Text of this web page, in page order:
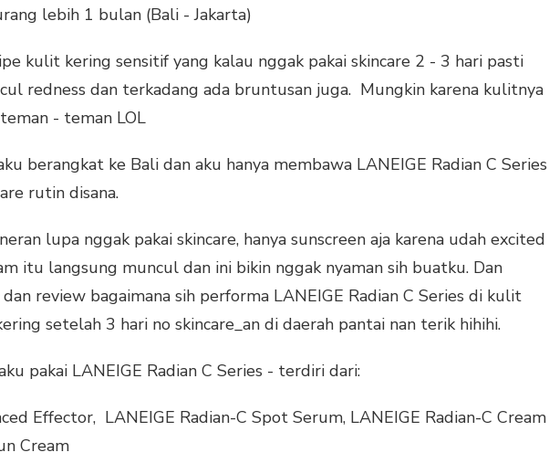
lebih 1 bulan (Bali - Jakarta)
kulit kering sensitif yang kalau nggak pakai skincare 2 - 3 hari pasti
redness dan terkadang ada bruntusan juga. Mungkin karena kulitnya
- teman LOL
berangkat ke Bali dan aku hanya membawa LANEIGE Radian C Series
rutin disana.
lupa nggak pakai skincare, hanya sunscreen aja karena udah excited
itu langsung muncul dan ini bikin nggak nyaman sih buatku. Dan
review bagaimana sih performa LANEIGE Radian C Series di kulit
setelah 3 hari no skincare_an di daerah pantai nan terik hihihi.
pakai LANEIGE Radian C Series - terdiri dari:
Effector, LANEIGE Radian-C Spot Serum, LANEIGE Radian-C Cream
Cream